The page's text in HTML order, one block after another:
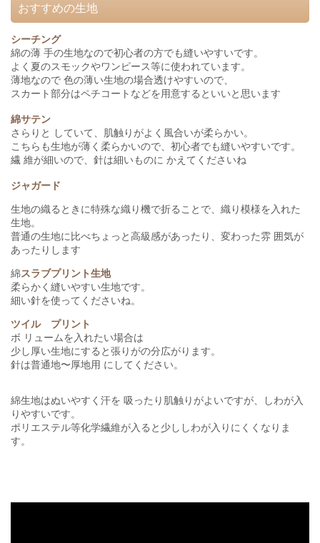
おすすめの生地
シーチング
綿の薄 手の生地なので初心者の方でも縫いやすいです。
よく夏のスモックやワンピース等に使われています。
薄地なので 色の薄い生地の場合透けやすいので、
スカート部分はペチコートなどを用意するといいと思います
綿サテン
さらりと していて、肌触りがよく風合いが柔らかい。
こちらも生地が薄く柔らかいので、初心者でも縫いやすいです。
繊 維が細いので、針は細いものに かえてくださいね
ジャガード
生地の織るときに特殊な織り機で折ることで、織り模様を入れた
生地。
普通の生地に比べちょっと高級感があったり、変わった雰 囲気が
あったりします
綿スラブプリント生地
柔らかく縫いやすい生地です。
細い針を使ってくださいね。
ツイル プリント
ボ リュームを入れたい場合は
少し厚い生地にすると張りがの分広がります。
針は普通地〜厚地用 にしてください。
綿生地はぬいやすく汗を 吸ったり肌触りがよいですが、しわが入
りやすいです。
ポリエステル等化学繊維が入ると少ししわが入りにくくなりま
す。